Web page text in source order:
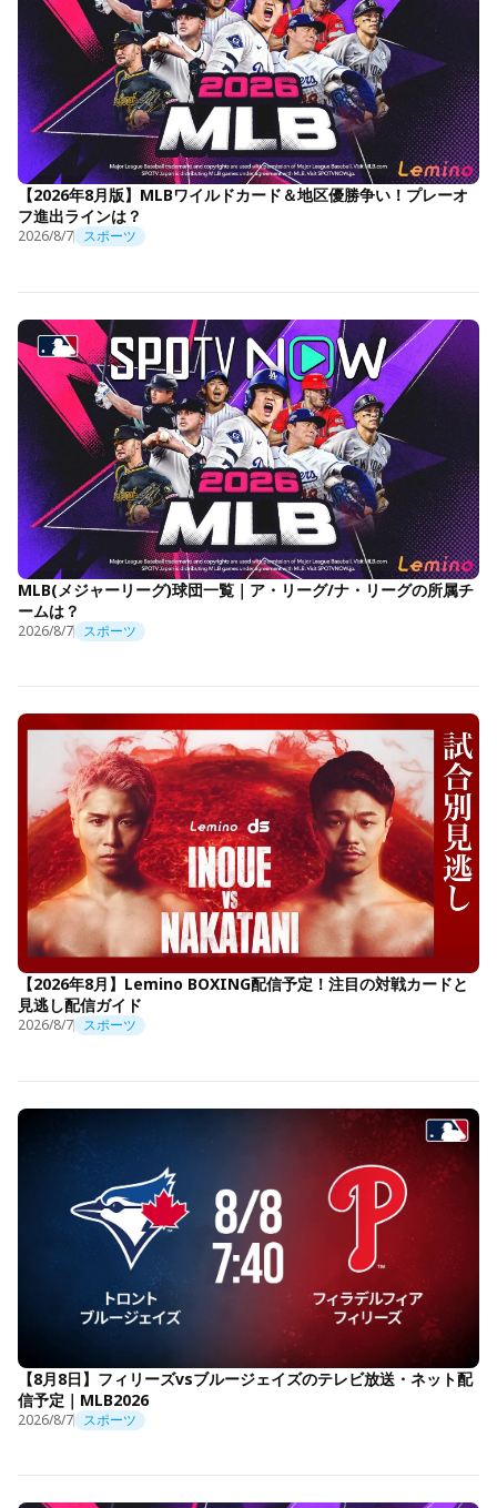
【2026年8月版】MLBワイルドカード＆地区優勝争い！プレーオ
フ進出ラインは？
2026/8/7 スポーツ
MLB(メジャーリーグ)球団一覧｜ア・リーグ/ナ・リーグの所属チ
ームは？
2026/8/7 スポーツ
【2026年8月】Lemino BOXING配信予定！注目の対戦カードと
見逃し配信ガイド
2026/8/7 スポーツ
【8月8日】フィリーズvsブルージェイズのテレビ放送・ネット配
信予定｜MLB2026
2026/8/7 スポーツ